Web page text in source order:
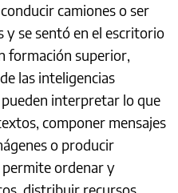
camiones o ser
y se sentó en el escritorio
formación superior,
las inteligencias
interpretar lo que
componer mensajes
o producir
permite ordenar y